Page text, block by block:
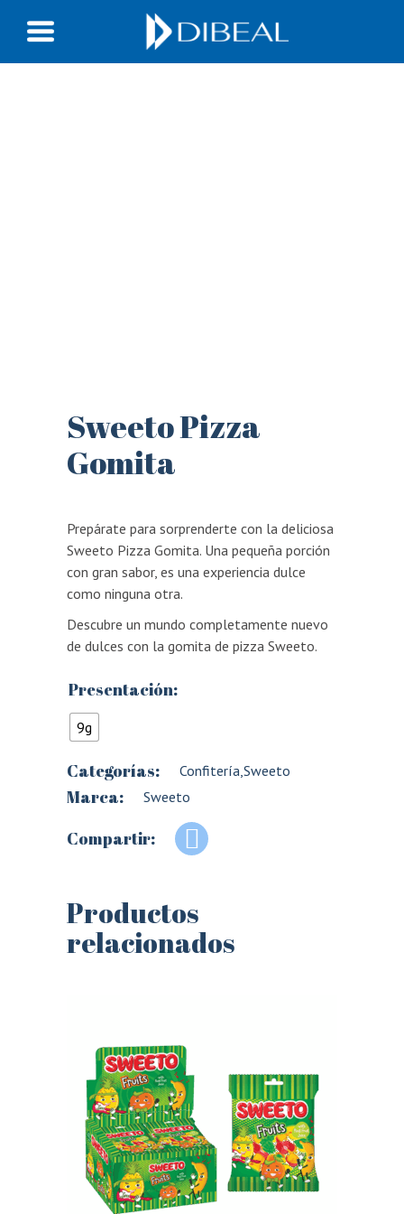
Sweeto Pizza
Gomita
Prepárate para sorprenderte con la deliciosa
Sweeto Pizza Gomita. Una pequeña porción
con gran sabor, es una experiencia dulce
como ninguna otra.
Descubre un mundo completamente nuevo
de dulces con la gomita de pizza Sweeto.
Presentación:
9g
Categorías: Confitería,Sweeto
Marca: Sweeto
Compartir:
Productos
relacionados